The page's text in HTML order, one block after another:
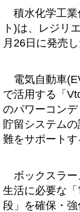
積水化学工
ト)は、レジリ
月26日に発売し
電気自動車
で活用する「
のパワーコン
貯留システム
難をサポートす
ボックスラー
生活に必要な
段」を確保・